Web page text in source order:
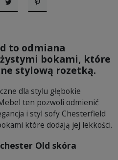
TweetujPinterest
to odmiana
bokami, które
stylową rozetką.
dla stylu głębokie
ten pozwoli odmienić
i styl sofy Chesterfield
które dodają jej lekkości.
Old skóra